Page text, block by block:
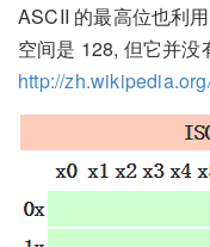
ASCII 的最高位也利
空间是 128, 但它并没
http://